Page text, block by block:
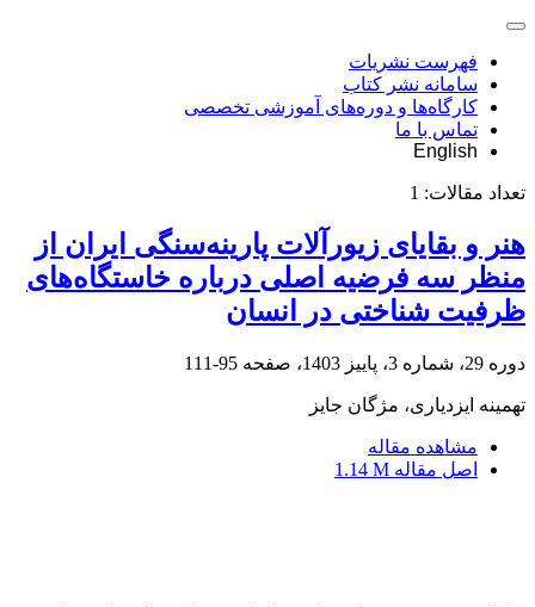
فهرست نشریات
سامانه نشر کتاب
کارگاه‌ها و دوره‌های آموزشی تخصصی
تماس با ما
English
تعداد مقالات: 1
هنر و بقایای زیورآلات پارینه‌سنگی ایران از
منظر سه فرضیه اصلی درباره خاستگاه‌های
ظرفیت‌ شناختی در انسان
دوره 29، شماره 3، پاییز 1403، صفحه 95-111
تهمینه ایزدیاری، مژگان جایز
مشاهده مقاله
اصل مقاله 1.14 M